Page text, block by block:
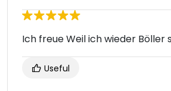
Ich freue Weil ich wieder Böller
Useful